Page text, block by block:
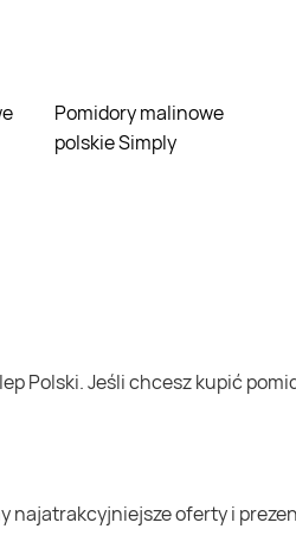
Pomidory malinowe
polskie Simply